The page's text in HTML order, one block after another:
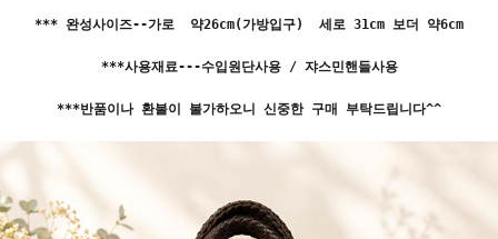
*** 완성사이즈--가로 약26cm(가방입구) 세로 31cm 보더 약6cm
***사용재료---수입원단사용 / 쟈스민핸들사용
***반품이나 환불이 불가하오니 신중한 구매 부탁드립니다^^